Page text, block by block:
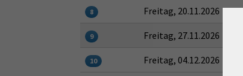
8 Freitag, 20.11.2026
9 Freitag, 27.11.2026
10 Freitag, 04.12.2026